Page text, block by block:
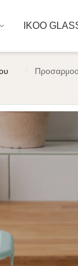
IKOO